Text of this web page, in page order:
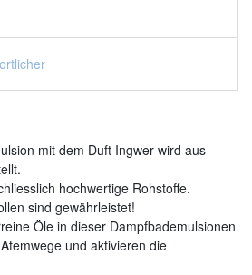
mit dem Duft Ingwer wird aus
hochwertige Rohstoffe.
sind gewährleistet!
Öle in dieser Dampfbademulsionen
und aktivieren die